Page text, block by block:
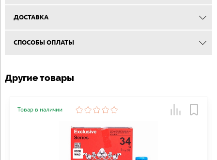
ДОСТАВКА
СПОСОБЫ ОПЛАТЫ
Другие товары
Товар в наличии